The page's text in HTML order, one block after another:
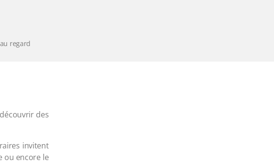
regard
des
invitent
ou encore le